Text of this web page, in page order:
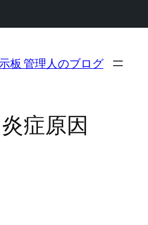
板 管理人のブログ
症原因